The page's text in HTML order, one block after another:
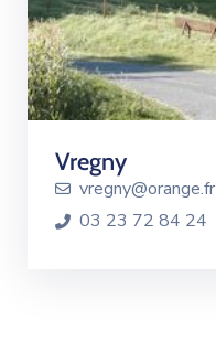
Vregny
vregny@orange.fr
03 23 72 84 24